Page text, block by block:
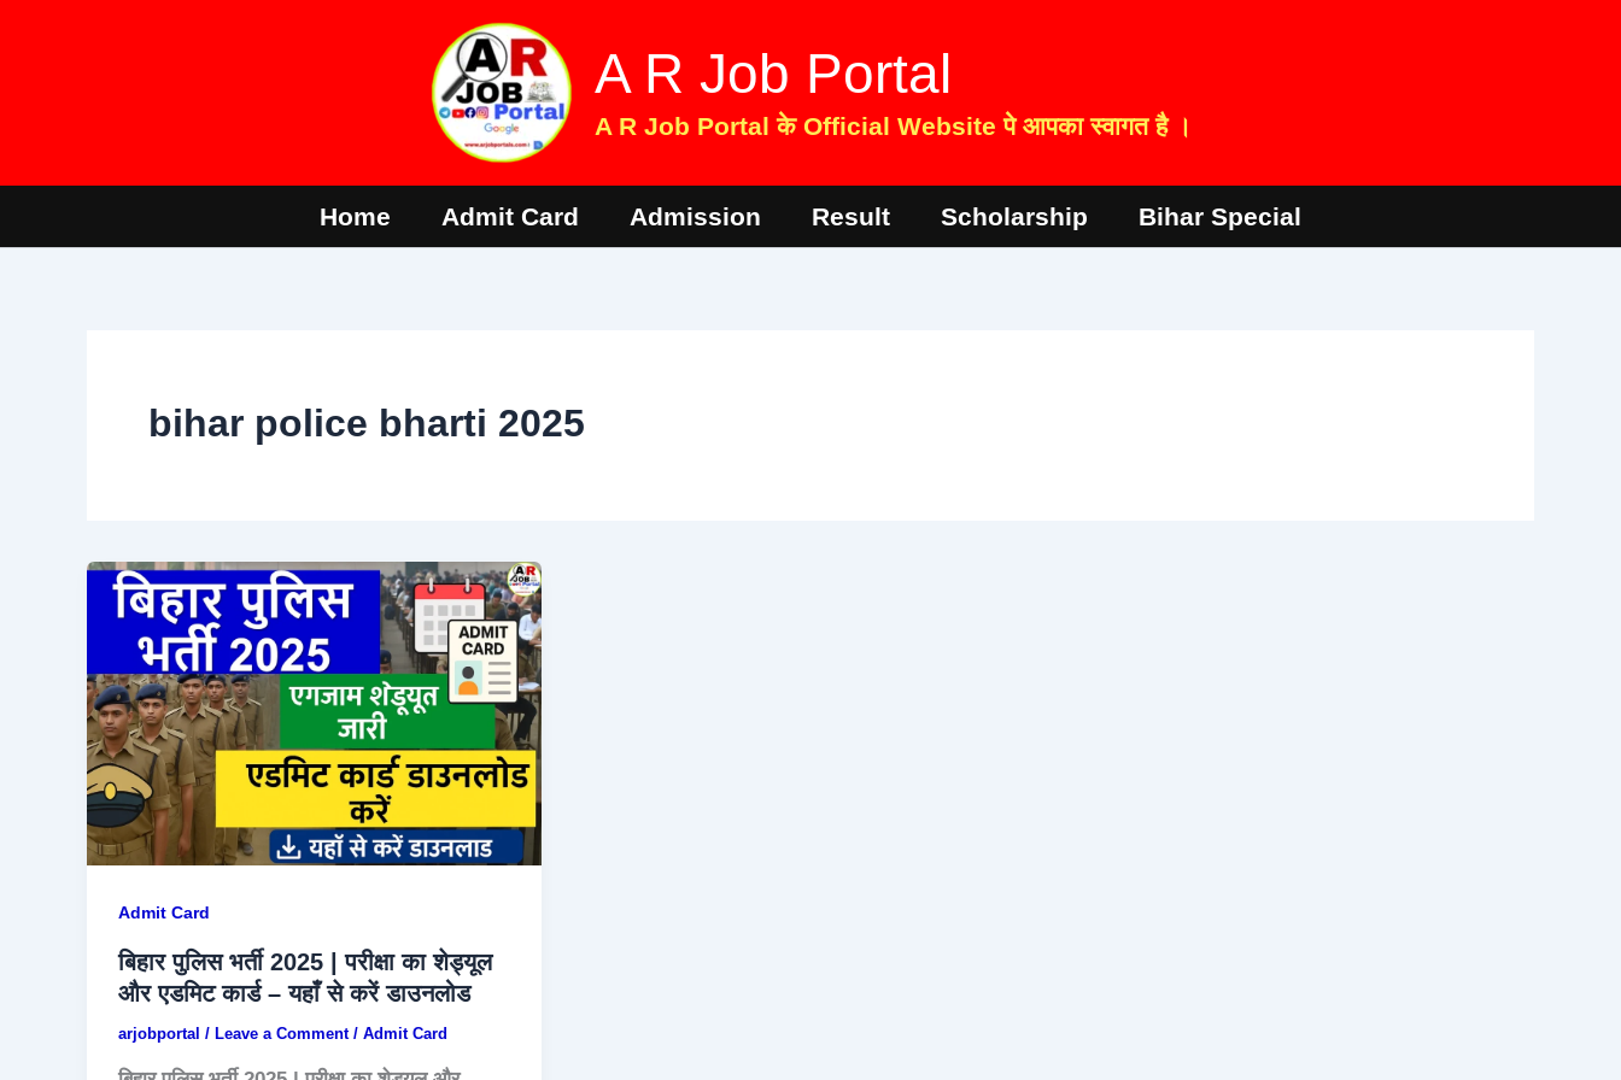
A R Job Portal
A R Job Portal के Official Website पे आपका स्वागत है ।
Home Admit Card Admission Result Scholarship Bihar Special
bihar police bharti 2025
Admit Card
बिहार पुलिस भर्ती 2025 | परीक्षा का शेड्यूल
और एडमिट कार्ड – यहाँ से करें डाउनलोड
arjobportal / Leave a Comment / Admit Card